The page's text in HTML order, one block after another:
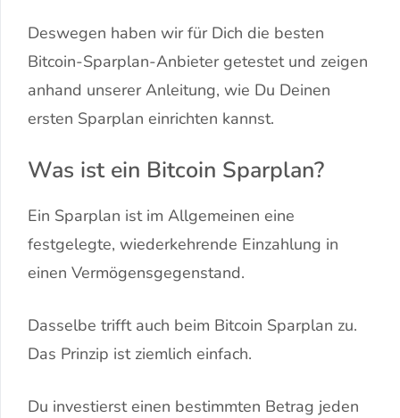
Deswegen haben wir für Dich die besten
Bitcoin-Sparplan-Anbieter getestet und zeigen
anhand unserer Anleitung, wie Du Deinen
ersten Sparplan einrichten kannst.
Was ist ein Bitcoin Sparplan?
Ein Sparplan ist im Allgemeinen eine
festgelegte, wiederkehrende Einzahlung in
einen Vermögensgegenstand.
Dasselbe trifft auch beim Bitcoin Sparplan zu.
Das Prinzip ist ziemlich einfach.
Du investierst einen bestimmten Betrag jeden